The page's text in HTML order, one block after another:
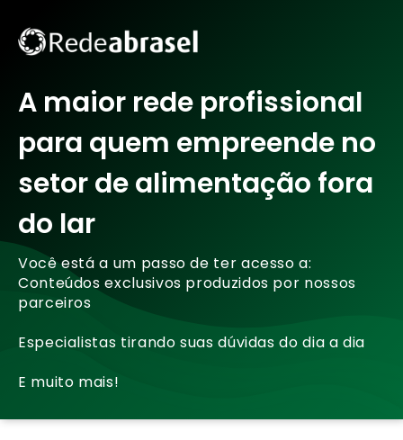
A maior rede profissional
para quem empreende no
setor de alimentação fora
do lar
Você está a um passo de ter acesso a:
Conteúdos exclusivos produzidos por nossos
parceiros
Especialistas tirando suas dúvidas do dia a dia
E muito mais!